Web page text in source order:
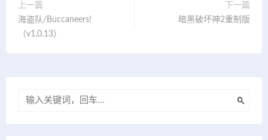
上一篇
海盗队/Buccaneers!
（v1.0.13）
下一篇
暗黑破坏神2重制版